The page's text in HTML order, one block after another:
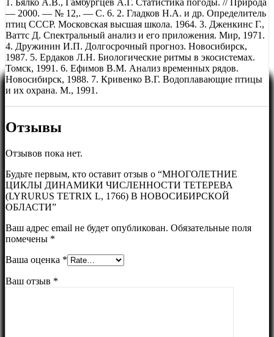
1. Бялко А.В., Гамбургцев А.Г. Статистика погоды. // Природа
— 2000. — № 12,. — С. 6. 2. Гладков Н.А. и др. Определитель
птиц СССР. Московская высшая школа. 1964. 3. Дженкинс Г.,
Ваттс Д. Спектральный анализ и его приложения. Мир, 1971.
4. Дружинин И.П. Долгосрочный прогноз. Новосибирск,
1987. 5. Ердаков Л.Н. Биологические ритмы в экосистемах.
Томск, 1991. 6. Ефимов В.М. Анализ временных рядов.
Новосибирск, 1988. 7. Кривенко В.Г. Водоплавающие птицы
и их охрана. М., 1991.
Отзывы
Отзывов пока нет.
Будьте первым, кто оставит отзыв о “МНОГОЛЕТНИЕ
ЦИКЛЫ ДИНАМИКИ ЧИСЛЕННОСТИ ТЕТЕРЕВА
(LYRURUS TETRIX L, 1766) В НОВОСИБИРСКОЙ
ОБЛАСТИ”
Ваш адрес email не будет опубликован. Обязательные поля
помечены *
Ваша оценка *
Ваш отзыв *